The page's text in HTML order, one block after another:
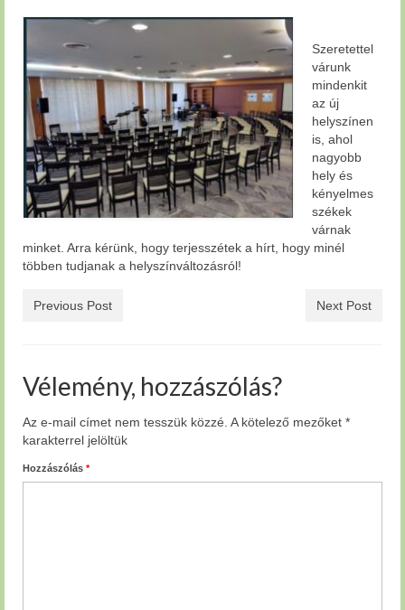
Szeretettel
várunk
mindenkit
az új
helyszínen
is, ahol
nagyobb
hely és
kényelmes
székek
várnak
minket. Arra kérünk, hogy terjesszétek a hírt, hogy minél
többen tudjanak a helyszínváltozásról!
Previous Post Next Post
Vélemény, hozzászólás?
Az e-mail címet nem tesszük közzé. A kötelező mezőket *
karakterrel jelöltük
Hozzászólás *